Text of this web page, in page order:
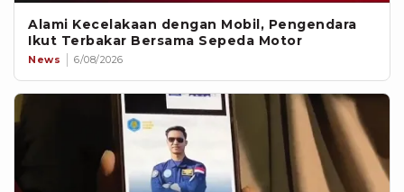
Alami Kecelakaan dengan Mobil, Pengendara
Ikut Terbakar Bersama Sepeda Motor
News 6/08/2026